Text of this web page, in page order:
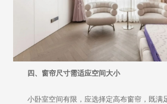
四、窗帘尺寸需适应空间大小
小卧室空间有限，应选择定高布窗帘，既满